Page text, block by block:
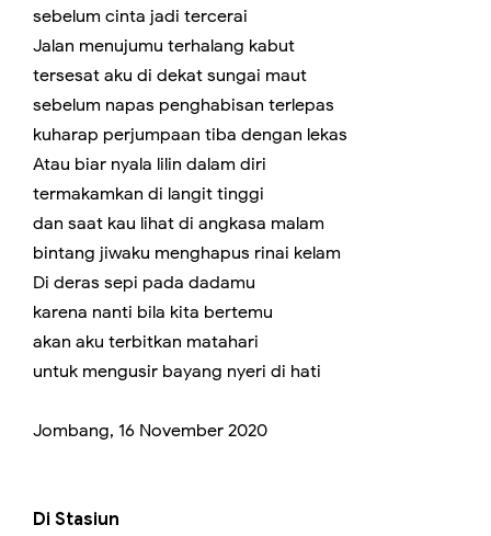
sebelum cinta jadi tercerai
Jalan menujumu terhalang kabut
tersesat aku di dekat sungai maut
sebelum napas penghabisan terlepas
kuharap perjumpaan tiba dengan lekas
Atau biar nyala lilin dalam diri
termakamkan di langit tinggi
dan saat kau lihat di angkasa malam
bintang jiwaku menghapus rinai kelam
Di deras sepi pada dadamu
karena nanti bila kita bertemu
akan aku terbitkan matahari
untuk mengusir bayang nyeri di hati
Jombang, 16 November 2020
Di Stasiun